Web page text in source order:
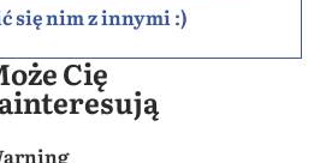
się nim z innymi :)
Cię